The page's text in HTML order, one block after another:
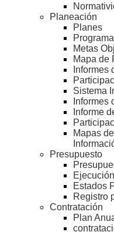
Planeación
Planes
Metas
Mapa de
Informes
Sistema
Informes
Informe
Mapas
Presupuesto
Estados
Registro
Contratación
Plan